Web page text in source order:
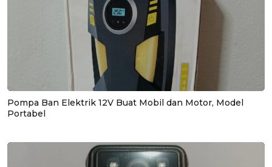
Pompa Ban Elektrik 12V Buat Mobil dan Motor, Model
Portabel